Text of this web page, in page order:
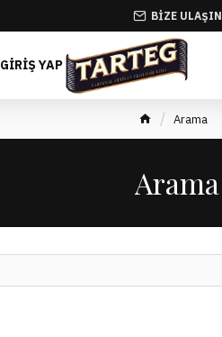
BIZE ULAŞIN
GIRIŞ YAP KAYIT OL
Arama
Arama